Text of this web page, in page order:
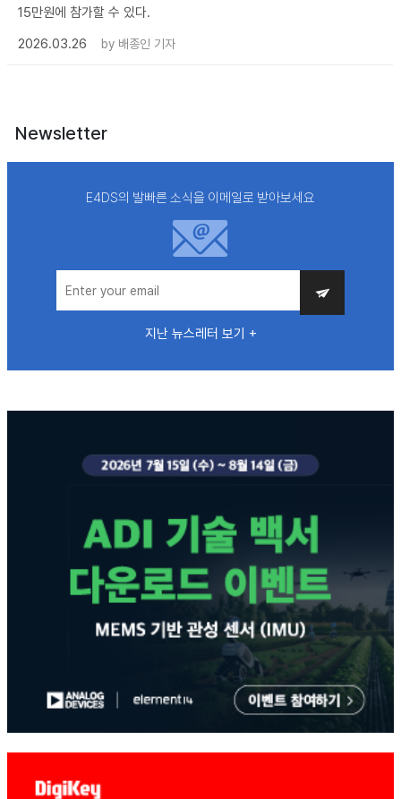
15만원에 참가할 수 있다.
2026.03.26
by 배종인 기자
Newsletter
E4DS의 발빠른 소식을 이메일로 받아보세요
지난 뉴스레터 보기 +